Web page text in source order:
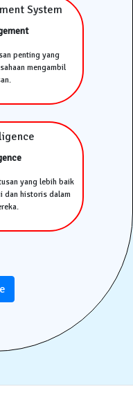
penting yang
mengambil
yang lebih baik
dan historis dalam